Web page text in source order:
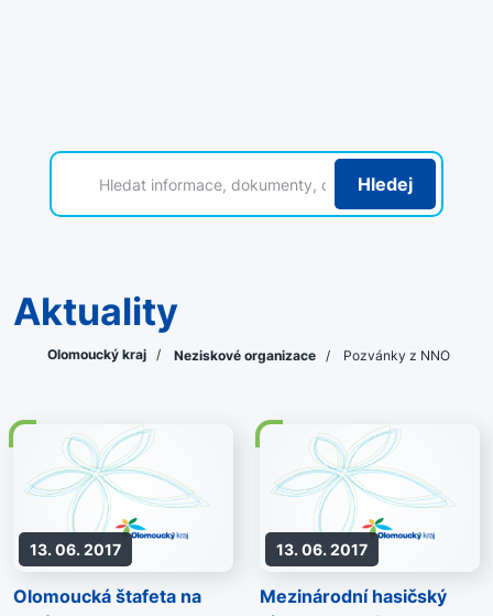
Hledej
Aktuality
Olomoucký kraj / Neziskové organizace / Pozvánky z NNO
13. 06. 2017
Olomoucká štafeta na
13. 06. 2017
Mezinárodní hasičský